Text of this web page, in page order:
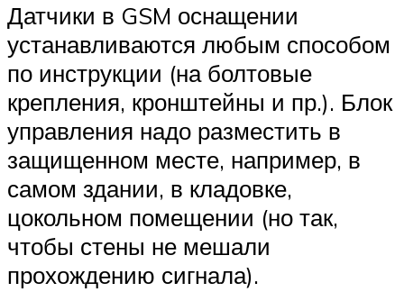
Датчики в GSM оснащении
устанавливаются любым способом
по инструкции (на болтовые
крепления, кронштейны и пр.). Блок
управления надо разместить в
защищенном месте, например, в
самом здании, в кладовке,
цокольном помещении (но так,
чтобы стены не мешали
прохождению сигнала).